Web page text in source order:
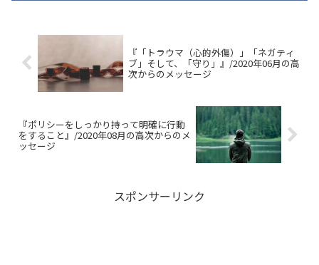
『「トラウマ（心的外傷）」「ネガティ
ブ」そして、「守り」』/2020年06月の高
次からのメッセージ
『ポリシーをしっかり持って明確に行動
をすること』/2020年08月の高次からのメ
ッセージ
スポンサーリンク